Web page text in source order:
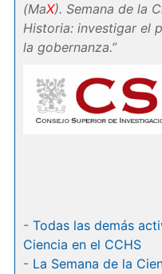
(MaX). Semana de la
Historia: investigar el
la gobernanza.”
- Todas las demás
Ciencia en el CCHS
- La Semana de la